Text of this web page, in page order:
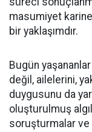
masumiyet
bir yaklaşımdır.
Bugün
değil, ailelerini,
duygusunu da
oluşturulmuş
soruşturmalar ve